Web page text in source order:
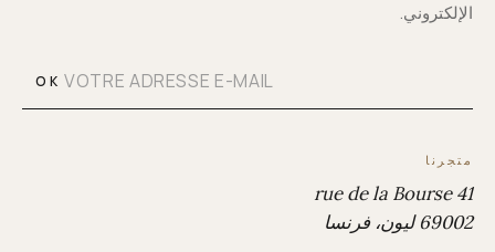
الإلكتروني.
OK
متجرنا
41 rue de la Bourse
69002 ليون، فرنسا